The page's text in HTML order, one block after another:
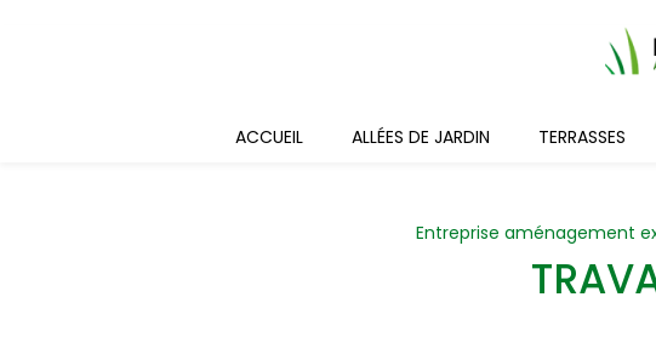
ACCUEIL ALLÉES DE JARDIN TERRASSES
Entreprise aménagement